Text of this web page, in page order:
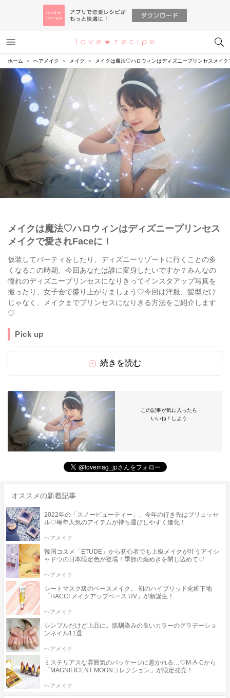
恋愛レシピ
ホーム ヘアメイク メイク メイクは魔法♡ハロウィンはディズニープリンセスメイ
メイクは魔法♡ハロウィンはディズニープリンセス
メイクで愛されFaceに！
仮装してパーティをしたり、ディズニーリゾートに行くことの多
くなるこの時期、今回あなたは誰に変身したいですか？みんなの
憧れのディズニープリンセスになりきってインスタアップ写真を
撮ったり、女子会で盛り上がりましょう♡今回は洋服、髪型だけ
じゃなく、メイクまでプリンセスになりきる方法をご紹介します
♡
Pick up
続きを読む
この記事が気に入ったら
いいね！しよう
オススメの新着記事
2022年の「スノービューティー」、今年の行き先はブリュッセ
ル♡毎年人気のアイテムが持ち運びしやすく進化！
ヘアメイク
韓国コスメ「ETUDE」から初心者でも上級メイクが叶うアイシ
ャドウの日本限定色が登場！季節の煌めきを閉じ込めて♡
ヘアメイク
シートマスク級のベースメイク。 初のハイブリッド化粧下地
「HACCI メイクアップベース UV」が新誕生！
ヘアメイク
シンプルだけど上品に。肌馴染みの良いカラーのグラデーショ
ンネイル11選
ヘアメイク
ミステリアスな雰囲気のパッケージに惹かれる…♡M·A·Cから
「MAGNIFICENT MOONコレクション」が限定発売！
ヘアメイク